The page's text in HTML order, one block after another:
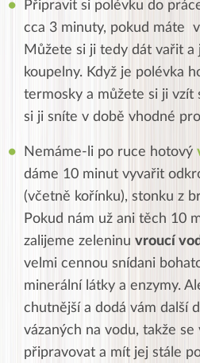
Připravit si polévku do
cca 3 minuty, pokud máte
Můžete si ji tedy dát vařit
koupelny. Když je polévka
termosky a můžete si ji vzít
si ji sníte v době vhodné
Nemáme-li po ruce hotový
dáme 10 minut vyvařit
(včetně kořínku), stonku z
Pokud nám už ani těch 10
zalijeme zeleninu vroucí
velmi cennou snídani
minerální látky a enzymy.
chutnější a dodá vám další
vázaných na vodu, takže
připravovat a mít jej stále